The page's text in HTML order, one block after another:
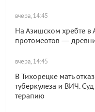
вчера, 14:45
На Азишском хребте в
протомеотов —
вчера, 14:45
В Тихорецке мать
туберкулеза и ВИЧ.
терапию